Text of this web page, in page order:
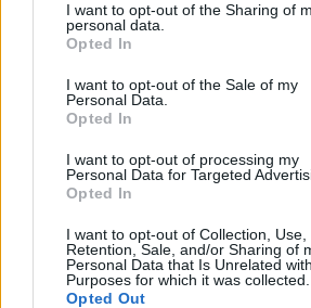
I want to opt-out of the Sharing of
personal data.
Opted In
I want to opt-out of the Sale of my
Personal Data.
Opted In
I want to opt-out of processing my
Personal Data for Targeted
Opted In
I want to opt-out of Collection, Use,
Retention, Sale, and/or Sharing of
Personal Data that Is Unrelated
Purposes for which it was collected.
Opted Out
KRÓNIKA